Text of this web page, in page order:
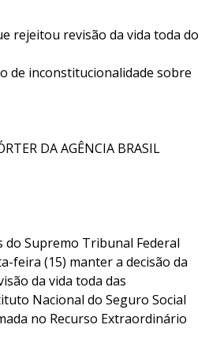
rejeitou revisão da vida toda do
de inconstitucionalidade sobre
DA AGÊNCIA BRASIL
Supremo Tribunal Federal
feira (15) manter a decisão da
da vida toda das
Nacional do Seguro Social
no Recurso Extraordinário